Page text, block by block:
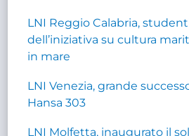
LNI Reggio Calabria,
dell’iniziativa su cultura
in mare
LNI Venezia, grande
Hansa 303
LNI Molfetta, inaugurato il